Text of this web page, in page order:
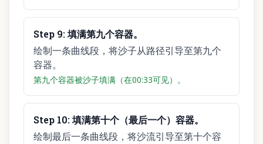
Step 9:填满第九个容器。
绘制一条曲线段，将沙子从路径引导至第九个
容器。
第九个容器被沙子填满（在00:33可见）。
Step 10:填满第十个（最后一个）容器。
绘制最后一条曲线段，将沙流引导至第十个容